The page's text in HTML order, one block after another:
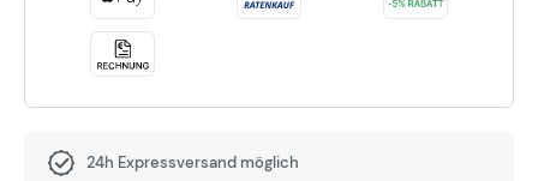
24h Expressversand möglich